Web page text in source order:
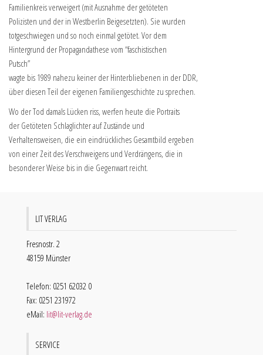
Familienkreis verweigert (mit Ausnahme der getöteten
Polizisten und der in Westberlin Beigesetzten). Sie wurden
totgeschwiegen und so noch einmal getötet. Vor dem
Hintergrund der Propagandathese vom “faschistischen
Putsch”
wagte bis 1989 nahezu keiner der Hinterbliebenen in der DDR,
über diesen Teil der eigenen Familiengeschichte zu sprechen.
Wo der Tod damals Lücken riss, werfen heute die Portraits
der Getöteten Schlaglichter auf Zustände und
Verhaltensweisen, die ein eindrückliches Gesamtbild ergeben
von einer Zeit des Verschweigens und Verdrängens, die in
besonderer Weise bis in die Gegenwart reicht.
LIT VERLAG
Fresnostr. 2
48159 Münster
Telefon: 0251 62032 0
Fax: 0251 231972
eMail: lit@lit-verlag.de
SERVICE